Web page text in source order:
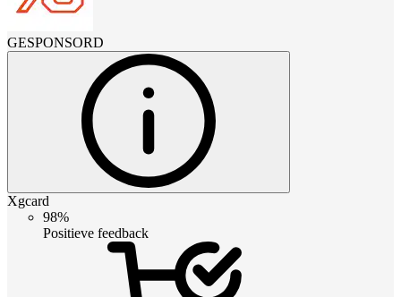
GESPONSORD
Xgcard
98%
Positieve feedback